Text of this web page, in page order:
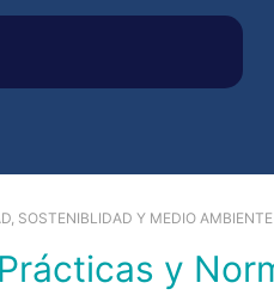
SOSTENIBLIDAD Y MEDIO AMBIENTE